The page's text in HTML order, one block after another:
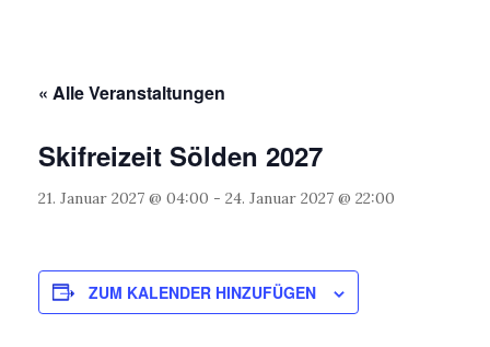
« Alle Veranstaltungen
Skifreizeit Sölden 2027
21. Januar 2027 @ 04:00 - 24. Januar 2027 @ 22:00
ZUM KALENDER HINZUFÜGEN